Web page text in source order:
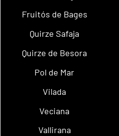
Fruitós de Bages
Quirze Safaja
Quirze de Besora
Pol de Mar
Vilada
Veciana
Vallirana